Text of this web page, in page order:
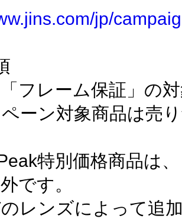
jp/
「フレーム保証」の
ペーン対象商品は売
特別価格商品は
です。
のレンズによって追